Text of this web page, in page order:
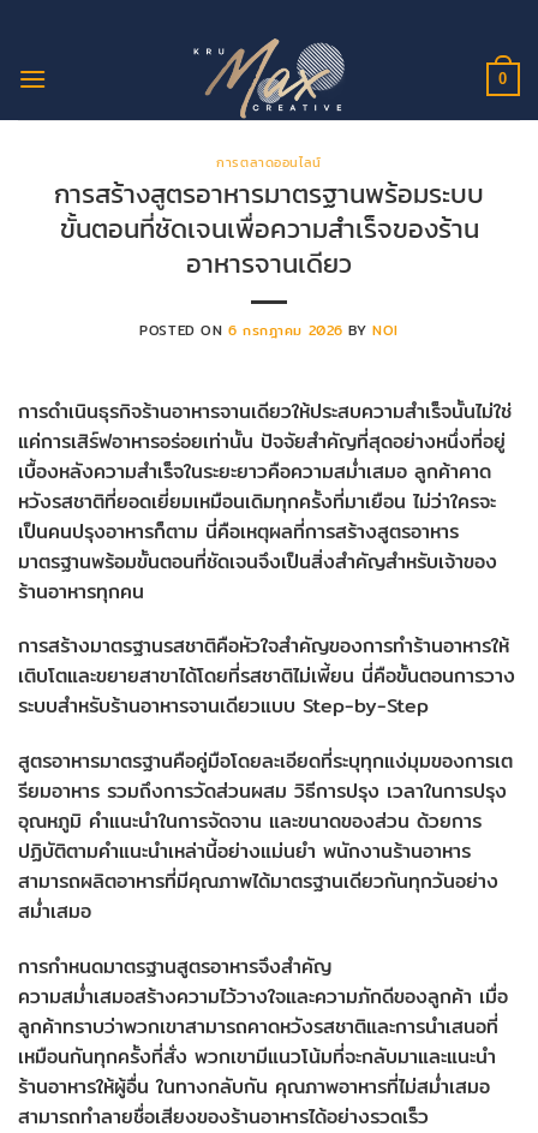
ยัง
0
การตลาดออนไลน์
การสร้างสูตรอาหารมาตรฐานพร้อมระบบ
ขั้นตอนที่ชัดเจนเพื่อความสำเร็จของร้าน
อาหารจานเดียว
POSTED ON 6 กรกฎาคม 2026 BY NOI
การดำเนินธุรกิจร้านอาหารจานเดียวให้ประสบความสำเร็จนั้นไม่ใช่
แค่การเสิร์ฟอาหารอร่อยเท่านั้น ปัจจัยสำคัญที่สุดอย่างหนึ่งที่อยู่
เบื้องหลังความสำเร็จในระยะยาวคือความสม่ำเสมอ ลูกค้าคาด
หวังรสชาติที่ยอดเยี่ยมเหมือนเดิมทุกครั้งที่มาเยือน ไม่ว่าใครจะ
เป็นคนปรุงอาหารก็ตาม นี่คือเหตุผลที่การสร้างสูตรอาหาร
มาตรฐานพร้อมขั้นตอนที่ชัดเจนจึงเป็นสิ่งสำคัญสำหรับเจ้าของ
ร้านอาหารทุกคน
การสร้างมาตรฐานรสชาติคือหัวใจสำคัญของการทำร้านอาหารให้
เติบโตและขยายสาขาได้โดยที่รสชาติไม่เพี้ยน นี่คือขั้นตอนการวาง
ระบบสำหรับร้านอาหารจานเดียวแบบ Step-by-Step
สูตรอาหารมาตรฐานคือคู่มือโดยละเอียดที่ระบุทุกแง่มุมของการเต
รียมอาหาร รวมถึงการวัดส่วนผสม วิธีการปรุง เวลาในการปรุง
อุณหภูมิ คำแนะนำในการจัดจาน และขนาดของส่วน ด้วยการ
ปฏิบัติตามคำแนะนำเหล่านี้อย่างแม่นยำ พนักงานร้านอาหาร
สามารถผลิตอาหารที่มีคุณภาพได้มาตรฐานเดียวกันทุกวันอย่าง
สม่ำเสมอ
การกำหนดมาตรฐานสูตรอาหารจึงสำคัญ
ความสม่ำเสมอสร้างความไว้วางใจและความภักดีของลูกค้า เมื่อ
ลูกค้าทราบว่าพวกเขาสามารถคาดหวังรสชาติและการนำเสนอที่
เหมือนกันทุกครั้งที่สั่ง พวกเขามีแนวโน้มที่จะกลับมาและแนะนำ
ร้านอาหารให้ผู้อื่น ในทางกลับกัน คุณภาพอาหารที่ไม่สม่ำเสมอ
สามารถทำลายชื่อเสียงของร้านอาหารได้อย่างรวดเร็ว